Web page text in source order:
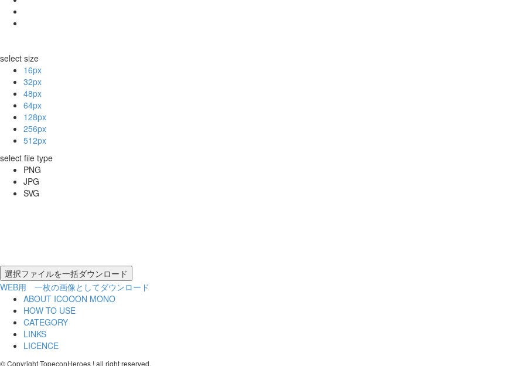
select size
16px
32px
48px
64px
128px
256px
512px
select file type
PNG
JPG
SVG
WEB用 一枚の画像としてダウンロード
ABOUT ICOOON MONO
HOW TO USE
CATEGORY
LINKS
LICENCE
© Copyright TopeconHeroes ! all right reserved.